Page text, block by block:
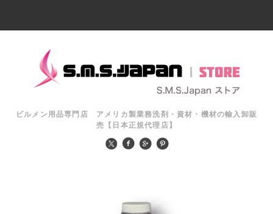
ビルメン用品専門店 アメリカ製業務洗剤・資材・機材の輸入卸販
売【日本正規代理店】